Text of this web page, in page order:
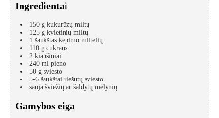
Ingredientai
150 g kukurūzų miltų
125 g kvietinių miltų
1 šaukštas kepimo miltelių
110 g cukraus
2 kiaušiniai
240 ml pieno
50 g sviesto
5-6 šaukštai riešutų sviesto
sauja šviežių ar šaldytų mėlynių
Gamybos eiga